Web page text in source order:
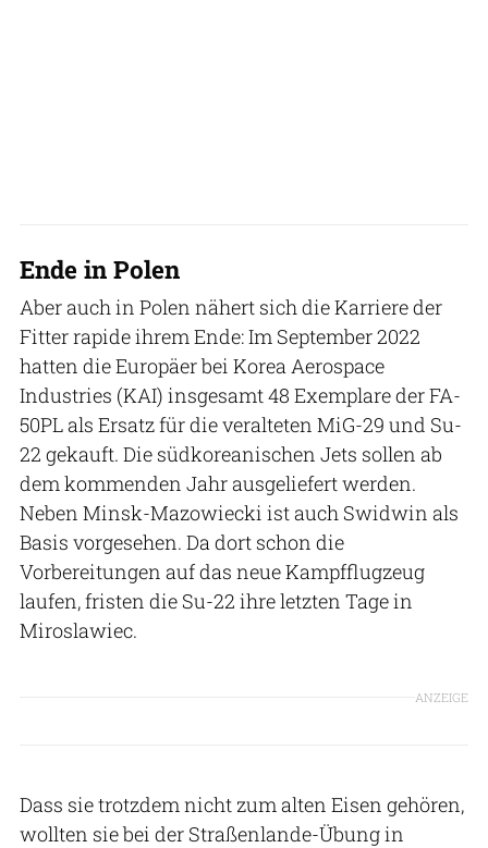
Ende in Polen
Aber auch in Polen nähert sich die Karriere der
Fitter rapide ihrem Ende: Im September 2022
hatten die Europäer bei Korea Aerospace
Industries (KAI) insgesamt 48 Exemplare der FA-
50PL als Ersatz für die veralteten MiG-29 und Su-
22 gekauft. Die südkoreanischen Jets sollen ab
dem kommenden Jahr ausgeliefert werden.
Neben Minsk-Mazowiecki ist auch Swidwin als
Basis vorgesehen. Da dort schon die
Vorbereitungen auf das neue Kampfflugzeug
laufen, fristen die Su-22 ihre letzten Tage in
Miroslawiec.
ANZEIGE
Dass sie trotzdem nicht zum alten Eisen gehören,
wollten sie bei der Straßenlande-Übung in